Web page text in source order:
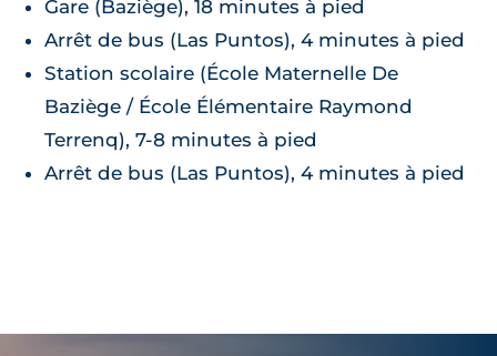
Gare (Baziège), 18 minutes à pied
Arrêt de bus (Las Puntos), 4 minutes à pied
Station scolaire (École Maternelle De
Baziège / École Élémentaire Raymond
Terrenq), 7-8 minutes à pied
Arrêt de bus (Las Puntos), 4 minutes à pied